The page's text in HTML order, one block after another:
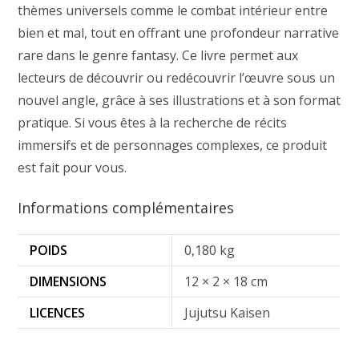
thèmes universels comme le combat intérieur entre
bien et mal, tout en offrant une profondeur narrative
rare dans le genre fantasy. Ce livre permet aux
lecteurs de découvrir ou redécouvrir l’œuvre sous un
nouvel angle, grâce à ses illustrations et à son format
pratique. Si vous êtes à la recherche de récits
immersifs et de personnages complexes, ce produit
est fait pour vous.
Informations complémentaires
POIDS
0,180 kg
DIMENSIONS
12 × 2 × 18 cm
LICENCES
Jujutsu Kaisen